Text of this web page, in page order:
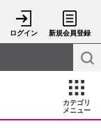
ログイン 新規会員登録
カテゴリ
メニュー